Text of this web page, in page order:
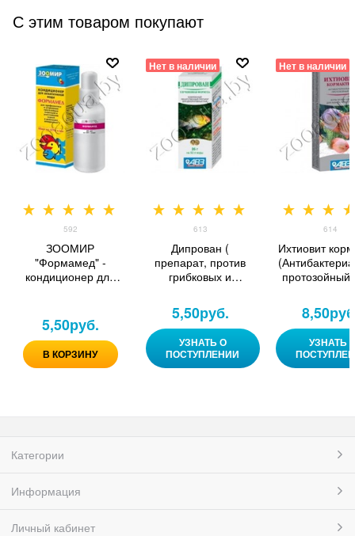
С этим товаром покупают
592
ЗООМИР
"Формамед" -
кондиционер для
5,50руб.
В КОРЗИНУ
Нет в наличии
613
Дипрован (
препарат, против
грибковых и
болезней
аквариумных рыб)
5,50руб.
УЗНАТЬ О
ПОСТУПЛЕНИИ
Нет в наличии
614
Ихтиовит
протозойный
рыб) 25 г.
8,50
УЗНАТЬ
Категории
Информация
Личный кабинет